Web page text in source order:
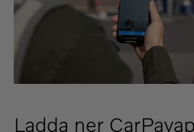
Ladda ner